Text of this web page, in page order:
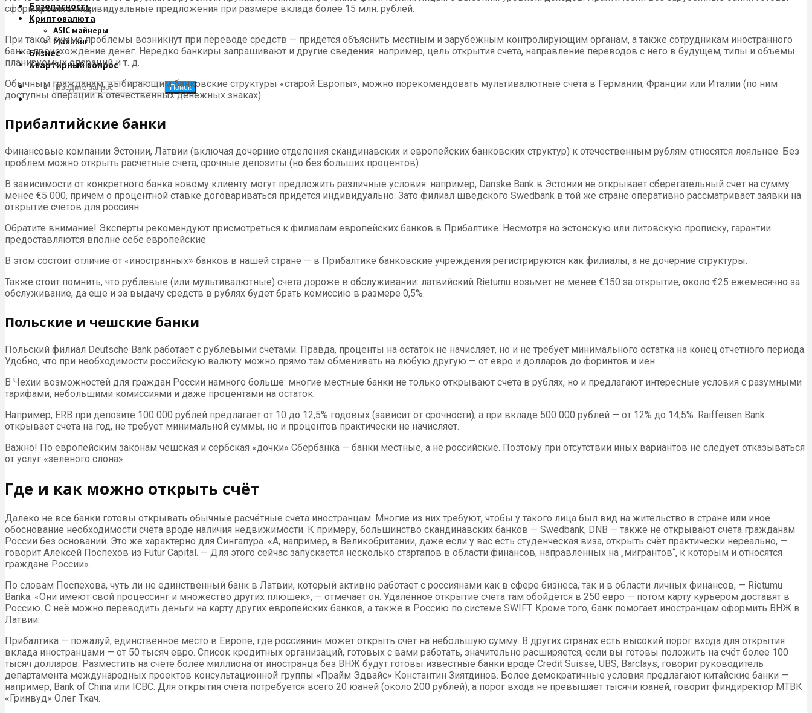
Безопасность
Криптовалюта
ASIC майнеры
Майнинг
Бизнес
Квартирный вопрос
Поиск
сформировать индивидуальные предложения при размере вклада более 15 млн. рублей.
При такой сумме проблемы возникнут при переводе средств — придется объяснить местным и зарубежным контролирующим органам, а также сотрудникам иностранного
банка происхождение денег. Нередко банкиры запрашивают и другие сведения: например, цель открытия счета, направление переводов с него в будущем, типы и объемы
планируемых операций и т. д.
Обычным гражданам, выбирающим банковские структуры «старой Европы», можно порекомендовать мультивалютные счета в Германии, Франции или Италии (по ним
доступны операции в отечественных денежных знаках).
Прибалтийские банки
Финансовые компании Эстонии, Латвии (включая дочерние отделения скандинавских и европейских банковских структур) к отечественным рублям относятся лояльнее. Без
проблем можно открыть расчетные счета, срочные депозиты (но без больших процентов).
В зависимости от конкретного банка новому клиенту могут предложить различные условия: например, Danske Bank в Эстонии не открывает сберегательный счет на сумму
менее €5 000, причем о процентной ставке договариваться придется индивидуально. Зато филиал шведского Swedbank в той же стране оперативно рассматривает заявки на
открытие счетов для россиян.
Обратите внимание! Эксперты рекомендуют присмотреться к филиалам европейских банков в Прибалтике. Несмотря на эстонскую или литовскую прописку, гарантии
предоставляются вполне себе европейские
В этом состоит отличие от «иностранных» банков в нашей стране — в Прибалтике банковские учреждения регистрируются как филиалы, а не дочерние структуры.
Также стоит помнить, что рублевые (или мультивалютные) счета дороже в обслуживании: латвийский Rietumu возьмет не менее €150 за открытие, около €25 ежемесячно за
обслуживание, да еще и за выдачу средств в рублях будет брать комиссию в размере 0,5%.
Польские и чешские банки
Польский филиал Deutsche Bank работает с рублевыми счетами. Правда, проценты на остаток не начисляет, но и не требует минимального остатка на конец отчетного периода.
Удобно, что при необходимости российскую валюту можно прямо там обменивать на любую другую — от евро и долларов до форинтов и иен.
В Чехии возможностей для граждан России намного больше: многие местные банки не только открывают счета в рублях, но и предлагают интересные условия с разумными
тарифами, небольшими комиссиями и даже процентами на остаток.
Например, ERB при депозите 100 000 рублей предлагает от 10 до 12,5% годовых (зависит от срочности), а при вкладе 500 000 рублей — от 12% до 14,5%. Raiffeisen Bank
открывает счета на год, не требует минимальной суммы, но и процентов практически не начисляет.
Важно! По европейским законам чешская и сербская «дочки» Сбербанка — банки местные, а не российские. Поэтому при отсутствии иных вариантов не следует отказываться
от услуг «зеленого слона»
Где и как можно открыть счёт
Далеко не все банки готовы открывать обычные расчётные счета иностранцам. Многие из них требуют, чтобы у такого лица был вид на жительство в стране или иное
обоснование необходимости счёта вроде наличия недвижимости. К примеру, большинство скандинавских банков — Swedbank, DNB — также не открывают счета гражданам
России без оснований. Это же характерно для Сингапура. «А, например, в Великобритании, даже если у вас есть студенческая виза, открыть счёт практически нереально, —
говорит Алексей Поспехов из Futur Capital. — Для этого сейчас запускается несколько стартапов в области финансов, направленных на „мигрантов“, к которым и относятся
граждане России».
По словам Поспехова, чуть ли не единственный банк в Латвии, который активно работает с россиянами как в сфере бизнеса, так и в области личных финансов, — Rietumu
Banka. «Они имеют свой процессинг и множество других плюшек», — отмечает он. Удалённое открытие счета там обойдётся в 250 евро — потом карту курьером доставят в
Россию. С неё можно переводить деньги на карту других европейских банков, а также в Россию по системе SWIFT. Кроме того, банк помогает иностранцам оформить ВНЖ в
Латвии.
Прибалтика — пожалуй, единственное место в Европе, где россиянин может открыть счёт на небольшую сумму. В других странах есть высокий порог входа для открытия
вклада иностранцами — от 50 тысяч евро. Список кредитных организаций, готовых с вами работать, значительно расширяется, если вы готовы положить на счёт более 100
тысяч долларов. Разместить на счёте более миллиона от иностранца без ВНЖ будут готовы известные банки вроде Credit Suisse, UBS, Barclays, говорит руководитель
департамента международных проектов консультационной группы «Прайм Эдвайс» Константин Зиятдинов. Более демократичные условия предлагают китайские банки —
например, Bank of China или ICBC. Для открытия счёта потребуется всего 20 юаней (около 200 рублей), а порог входа не превышает тысячи юаней, говорит финдиректор МТВК
«Гринвуд» Олег Ткач.